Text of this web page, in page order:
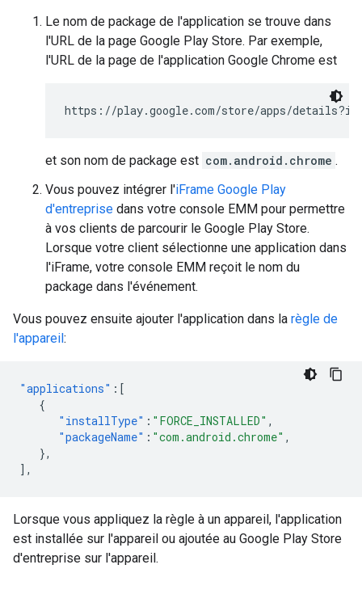
Le nom de package de l'application se trouve dans
l'URL de la page Google Play Store. Par exemple,
l'URL de la page de l'application Google Chrome est
https://play.google.com/store/apps/
et son nom de package est com.android.chrome .
Vous pouvez intégrer l'iFrame Google Play
d'entreprise dans votre console EMM pour permettre
à vos clients de parcourir le Google Play Store.
Lorsque votre client sélectionne une application dans
l'iFrame, votre console EMM reçoit le nom du
package dans l'événement.
Vous pouvez ensuite ajouter l'application dans la règle de
l'appareil:
"applications" :[
{
"installType" : "FORCE_INSTALLED" ,
"packageName" : "com.android.chrome" ,
},
],
Lorsque vous appliquez la règle à un appareil, l'application
est installée sur l'appareil ou ajoutée au Google Play Store
d'entreprise sur l'appareil.